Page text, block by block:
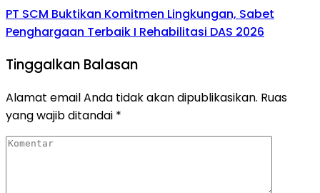
PT SCM Buktikan Komitmen Lingkungan, Sabet
Penghargaan Terbaik I Rehabilitasi DAS 2026
Tinggalkan Balasan
Alamat email Anda tidak akan dipublikasikan. Ruas
yang wajib ditandai *